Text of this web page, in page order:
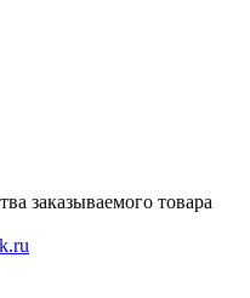
заказываемого товара